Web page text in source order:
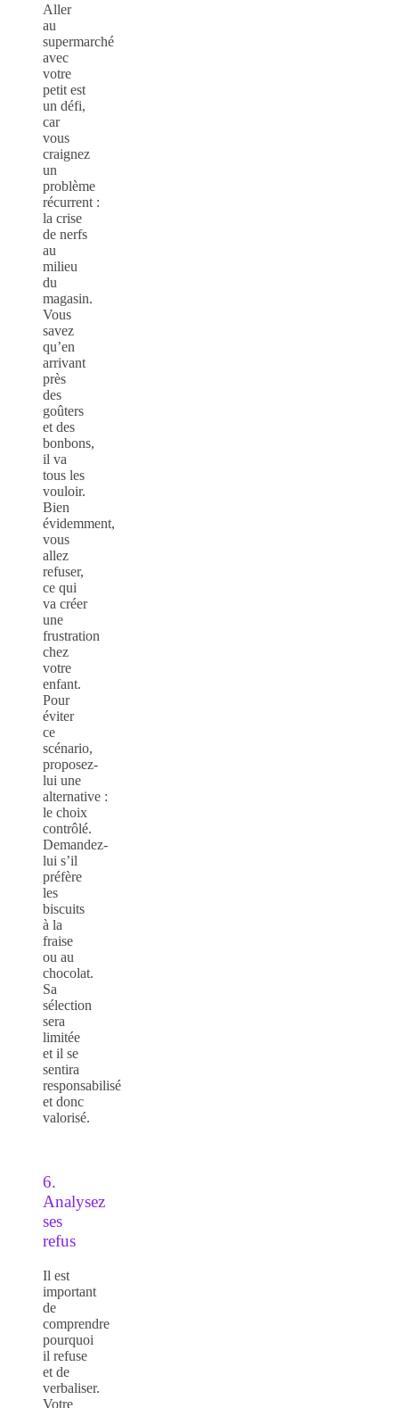
Aller
au
supermarché
avec
votre
petit est
un défi,
car
vous
craignez
un
problème
récurrent :
la crise
de nerfs
au
milieu
du
magasin.
Vous
savez
qu’en
arrivant
près
des
goûters
et des
bonbons,
il va
tous les
vouloir.
Bien
évidemment,
vous
allez
refuser,
ce qui
va créer
une
frustration
chez
votre
enfant.
Pour
éviter
ce
scénario,
proposez-
lui une
alternative :
le choix
contrôlé.
Demandez-
lui s’il
préfère
les
biscuits
à la
fraise
ou au
chocolat.
Sa
sélection
sera
limitée
et il se
sentira
responsabilisé
et donc
valorisé.
6.
Analysez
ses
refus
Il est
important
de
comprendre
pourquoi
il refuse
et de
verbaliser.
Votre